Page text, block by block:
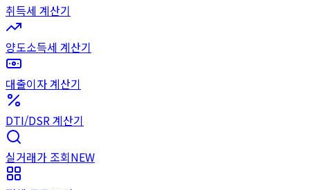
취득세 계산기
양도소득세 계산기
대출이자 계산기
DTI/DSR 계산기
실거래가 조회NEW